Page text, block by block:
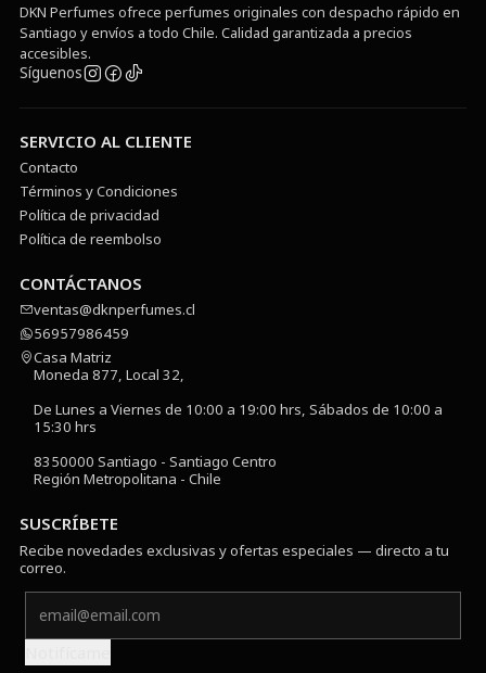
DKN Perfumes ofrece perfumes originales con despacho rápido en
Santiago y envíos a todo Chile. Calidad garantizada a precios
accesibles.
Síguenos
SERVICIO AL CLIENTE
Contacto
Términos y Condiciones
Política de privacidad
Política de reembolso
CONTÁCTANOS
ventas@dknperfumes.cl
56957986459
Casa Matriz
Moneda 877, Local 32,
De Lunes a Viernes de 10:00 a 19:00 hrs, Sábados de 10:00 a
15:30 hrs
8350000 Santiago - Santiago Centro
Región Metropolitana - Chile
SUSCRÍBETE
Recibe novedades exclusivas y ofertas especiales — directo a tu
correo.